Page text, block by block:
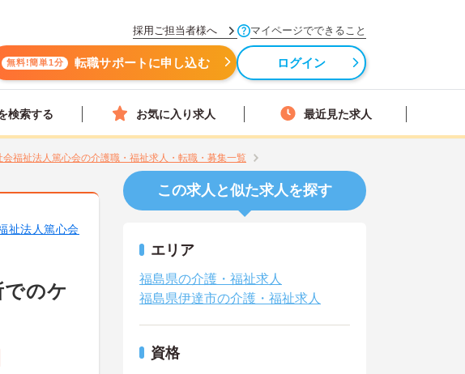
採用ご担当者様へ マイページでできること
無料!簡単1分 転職サポートに申し込む ログイン
検索する お気に入り求人 最近見た求人
会福祉法人篤心会の介護職・福祉求人・転職・募集一覧
祉法人篤心会
でのケ
この求人と似た求人を探す
エリア
福島県の介護・福祉求人
福島県伊達市の介護・福祉求人
資格